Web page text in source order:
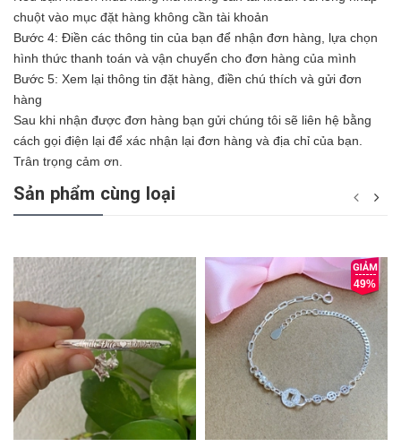
chuột vào mục đặt hàng không cần tài khoản
Bước 4: Điền các thông tin của bạn để nhận đơn hàng, lựa chọn
hình thức thanh toán và vận chuyển cho đơn hàng của mình
Bước 5: Xem lại thông tin đặt hàng, điền chú thích và gửi đơn
hàng
Sau khi nhận được đơn hàng bạn gửi chúng tôi sẽ liên hệ bằng
cách gọi điện lại để xác nhận lại đơn hàng và địa chỉ của bạn.
Trân trọng cảm ơn.
Sản phẩm cùng loại
49%